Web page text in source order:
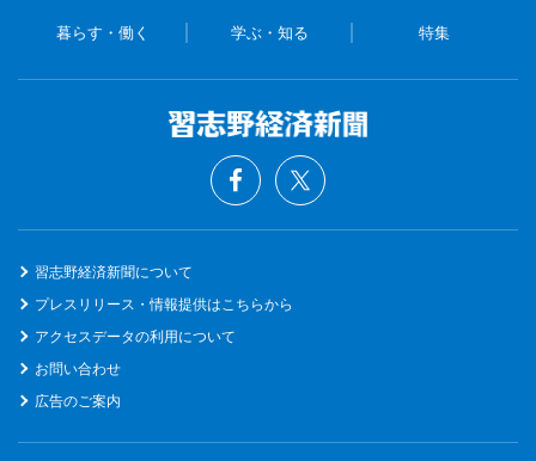
暮らす・働く 学ぶ・知る 特集
習志野経済新聞について
プレスリリース・情報提供はこちらから
アクセスデータの利用について
お問い合わせ
広告のご案内